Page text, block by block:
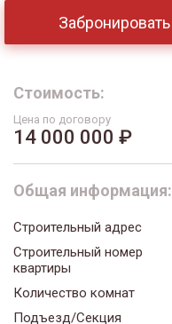
Забронировать
Стоимость:
Цена по договору
14 000 000 ₽
Общая информация:
Строительный адрес
Строительный номер
квартиры
Количество комнат
Подъезд/Секция